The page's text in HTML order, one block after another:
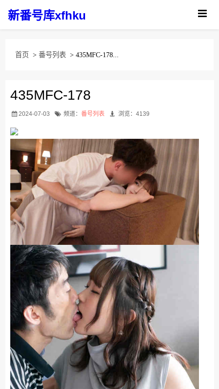
新番号库xfhku
首页 > 番号列表 > 435MFC-178...
435MFC-178
2024-07-03 频道： 番号列表 浏览：4139